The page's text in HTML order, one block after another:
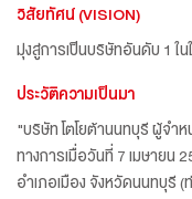
วิสัยทัศน์ (VISION)
มุ่งสู่การเป็นบริษัทอันดับ 1 ใ
ประวัติความเป็นมา
"บริษัท โตโยต้านนทบุรี ผู้จำห
ทางการเมื่อวันที่ 7 เมษายน
อำเภอเมือง จังหวัดนนทบุรี